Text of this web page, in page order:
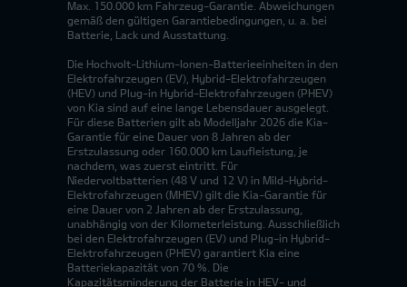
Max. 150.000 km Fahrzeug-Garantie. Abweichungen
gemäß den gültigen Garantiebedingungen, u. a. bei
Batterie, Lack und Ausstattung.
Die Hochvolt-Lithium-Ionen-Batterieeinheiten in den
Elektrofahrzeugen (EV), Hybrid-Elektrofahrzeugen
(HEV) und Plug-in Hybrid-Elektrofahrzeugen (PHEV)
von Kia sind auf eine lange Lebensdauer ausgelegt.
Für diese Batterien gilt ab Modelljahr 2026 die Kia-
Garantie für eine Dauer von 8 Jahren ab der
Erstzulassung oder 160.000 km Laufleistung, je
nachdem, was zuerst eintritt. Für
Niedervoltbatterien (48 V und 12 V) in Mild-Hybrid-
Elektrofahrzeugen (MHEV) gilt die Kia-Garantie für
eine Dauer von 2 Jahren ab der Erstzulassung,
unabhängig von der Kilometerleistung. Ausschließlich
bei den Elektrofahrzeugen (EV) und Plug-in Hybrid-
Elektrofahrzeugen (PHEV) garantiert Kia eine
Batteriekapazität von 70 %. Die
Kapazitätsminderung der Batterie in HEV- und